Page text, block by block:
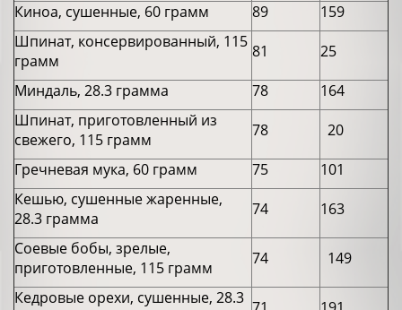
Киноа, сушенные, 60 грамм 89
159
Шпинат, консервированный, 115
грамм
81
25
Миндаль, 28.3 грамма
78
164
Шпинат, приготовленный из
свежего, 115 грамм
78
20
Гречневая мука, 60 грамм
75
101
Кешью, сушенные жаренные,
28.3 грамма
74
163
Соевые бобы, зрелые,
приготовленные, 115 грамм
74
149
Кедровые орехи, сушенные, 28.3